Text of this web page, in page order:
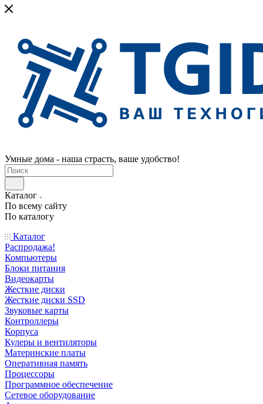
Умные дома - наша страсть, ваше удобство!
Каталог
По всему сайту
По каталогу
Каталог
Распродажа!
Компьютеры
Блоки питания
Видеокарты
Жесткие диски
Жесткие диски SSD
Звуковые карты
Контроллеры
Корпуса
Кулеры и вентиляторы
Материнские платы
Оперативная память
Процессоры
Программное обеспечение
Сетевое оборудование